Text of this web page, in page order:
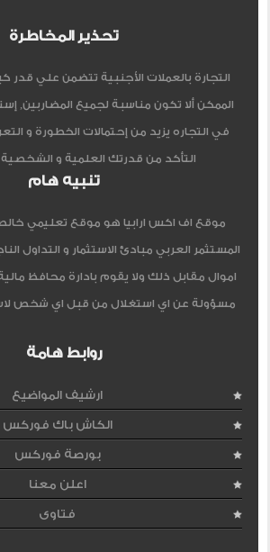
تحذير المخاطرة
التجارة بالعملات الأجنبية تتضمن علي قدر
الممكن ألا تكون مناسبة لجميع المضاربين,
في التجاره يزيد من إحتمالات الخطورة و
التأكد من قدرتك العلمية و الشخصية
تنبيه هام
موقع اف اكس ارابيا هو موقع تعليمي
المستثمر العربي مبادئ الاستثمار و التداول
اموال مقابل ذلك ولا يقوم بادارة محافظ
مسؤولة عن اي استغلال من قبل اي شخص
روابط هامة
ارشيف المواضيع
الكاش باك فوركس
بورصة فوركس
اعلن معنا
فتاوى